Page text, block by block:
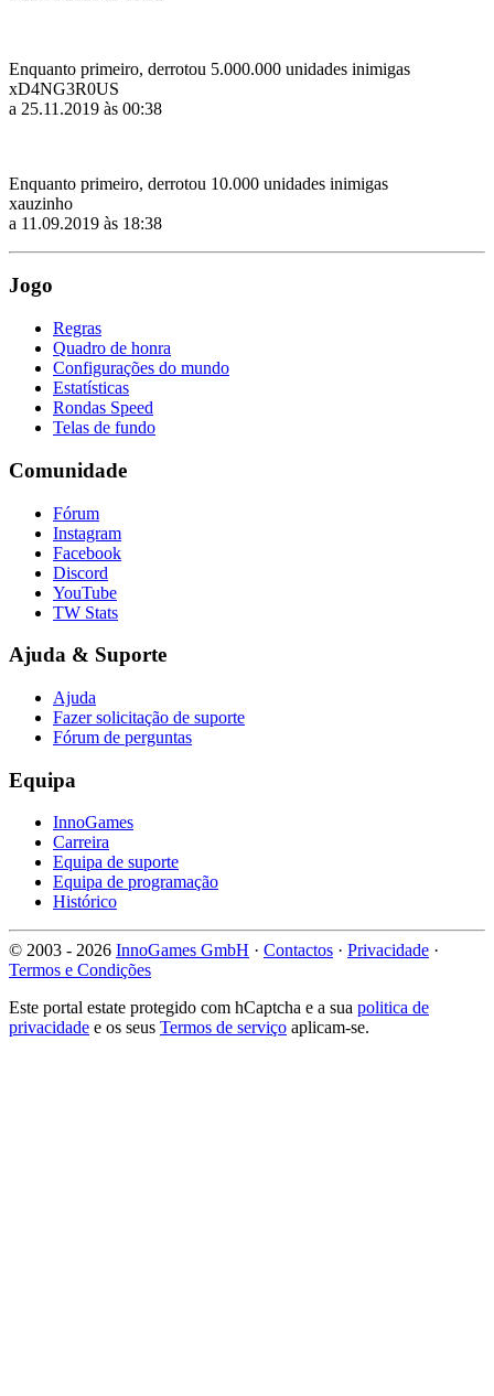
Enquanto primeiro, derrotou 5.000.000 unidades inimigas
xD4NG3R0US
a 25.11.2019 às 00:38
Enquanto primeiro, derrotou 10.000 unidades inimigas
xauzinho
a 11.09.2019 às 18:38
Jogo
Regras
Quadro de honra
Configurações do mundo
Estatísticas
Rondas Speed
Telas de fundo
Comunidade
Fórum
Instagram
Facebook
Discord
YouTube
TW Stats
Ajuda & Suporte
Ajuda
Fazer solicitação de suporte
Fórum de perguntas
Equipa
InnoGames
Carreira
Equipa de suporte
Equipa de programação
Histórico
© 2003 - 2026 InnoGames GmbH · Contactos · Privacidade ·
Termos e Condições
Este portal estate protegido com hCaptcha e a sua politica de
privacidade e os seus Termos de serviço aplicam-se.